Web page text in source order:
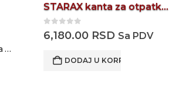
STARAX kanta za otpatke S2392A
0out of 5
6,180.00 RSD Sa PDV
DODAJ U KORPU
Pyramis keramička ploča 4 Hi-light zone